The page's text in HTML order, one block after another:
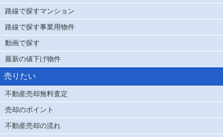
路線で探すマンション
路線で探す事業用物件
動画で探す
最新の値下げ物件
売りたい
不動産売却無料査定
売却のポイント
不動産売却の流れ